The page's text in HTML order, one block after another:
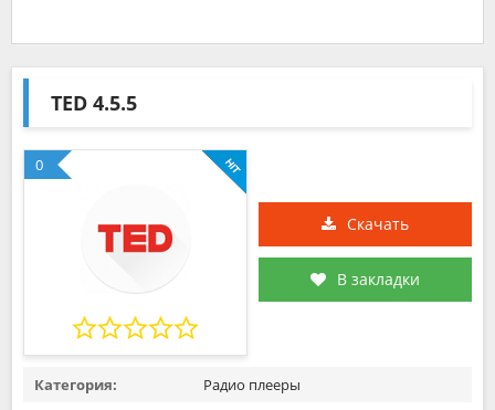
TED 4.5.5
0
Скачать
В закладки
Категория:
Радио плееры